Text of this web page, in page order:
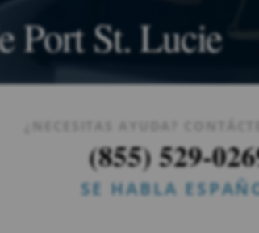
Port St. Lucie
(855) 529-
SE HABLA